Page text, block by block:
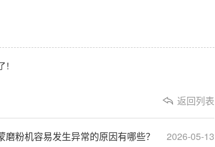
返回列表
2026-05-13
磨粉机容易发生异常的原因有哪些？